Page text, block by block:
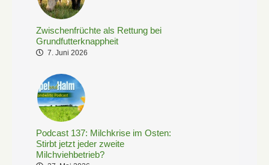
Zwischenfrüchte als Rettung bei
Grundfutterknappheit
7. Juni 2026
Podcast 137: Milchkrise im Osten:
Stirbt jetzt jeder zweite
Milchviehbetrieb?